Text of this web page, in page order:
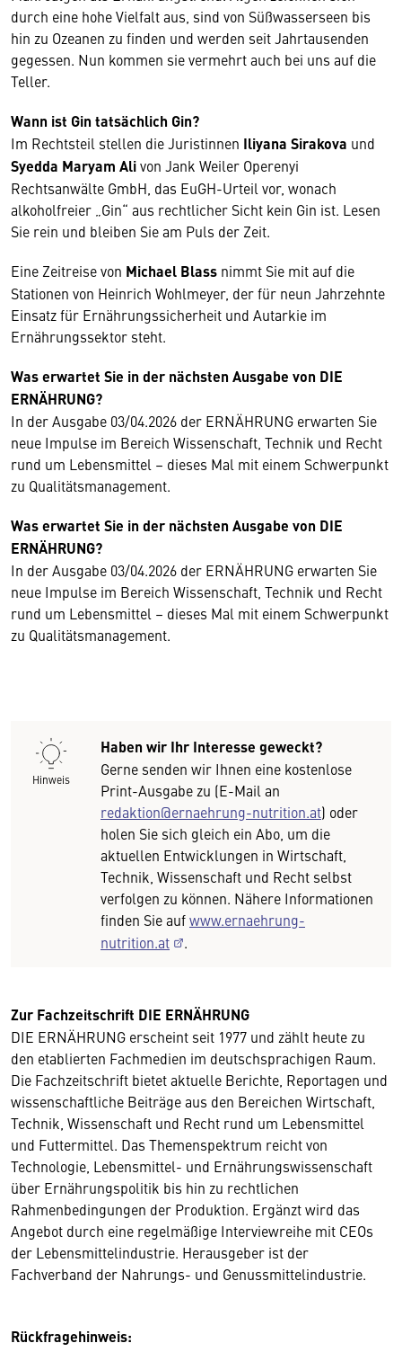
durch eine hohe Vielfalt aus, sind von Süßwasserseen bis
hin zu Ozeanen zu finden und werden seit Jahrtausenden
gegessen. Nun kommen sie vermehrt auch bei uns auf die
Teller.
Wann ist Gin tatsächlich Gin?
Im Rechtsteil stellen die Juristinnen Iliyana Sirakova und
Syedda Maryam Alivon Jank Weiler Operenyi
Rechtsanwälte GmbH, das EuGH-Urteil vor, wonach
alkoholfreier „Gin“ aus rechtlicher Sicht kein Gin ist. Lesen
Sie rein und bleiben Sie am Puls der Zeit.
Eine Zeitreise von Michael Blass nimmt Sie mit auf die
Stationen von Heinrich Wohlmeyer, der für neun Jahrzehnte
Einsatz für Ernährungssicherheit und Autarkie im
Ernährungssektor steht.
Was erwartet Sie in der nächsten Ausgabe von DIE
ERNÄHRUNG?
In der Ausgabe 03/04.2026 der ERNÄHRUNG erwarten Sie
neue Impulse im Bereich Wissenschaft, Technik und Recht
rund um Lebensmittel – dieses Mal mit einem Schwerpunkt
zu Qualitätsmanagement.
Was erwartet Sie in der nächsten Ausgabe von DIE
ERNÄHRUNG?
In der Ausgabe 03/04.2026 der ERNÄHRUNG erwarten Sie
neue Impulse im Bereich Wissenschaft, Technik und Recht
rund um Lebensmittel – dieses Mal mit einem Schwerpunkt
zu Qualitätsmanagement.
Hinweis
Haben wir Ihr Interesse geweckt?
Gerne senden wir Ihnen eine kostenlose
Print-Ausgabe zu (E-Mail an
redaktion@ernaehrung-nutrition.at) oder
holen Sie sich gleich ein Abo, um die
aktuellen Entwicklungen in Wirtschaft,
Technik, Wissenschaft und Recht selbst
verfolgen zu können. Nähere Informationen
finden Sie aufwww.ernaehrung-
nutrition.at
.
Zur Fachzeitschrift DIE ERNÄHRUNG
DIE ERNÄHRUNG erscheint seit 1977 und zählt heute zu
den etablierten Fachmedien im deutschsprachigen Raum.
Die Fachzeitschrift bietet aktuelle Berichte, Reportagen und
wissenschaftliche Beiträge aus den Bereichen Wirtschaft,
Technik, Wissenschaft und Recht rund um Lebensmittel
und Futtermittel. Das Themenspektrum reicht von
Technologie, Lebensmittel- und Ernährungswissenschaft
über Ernährungspolitik bis hin zu rechtlichen
Rahmenbedingungen der Produktion. Ergänzt wird das
Angebot durch eine regelmäßige Interviewreihe mit CEOs
der Lebensmittelindustrie. Herausgeber ist der
Fachverband der Nahrungs- und Genussmittelindustrie.
Rückfragehinweis: